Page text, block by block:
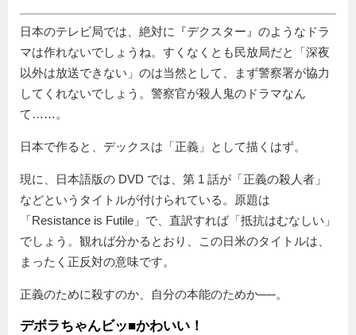
日本のテレビ局では、絶対に『デクスター』のようなドラ
マは作れないでしょうね。すくなくとも民放局だと「深夜
以外は放送できない」のは当然として、まず警察署が協力
してくれないでしょう。警察官が殺人鬼のドラマなん
て……。
日本で作ると、デックスは「正義」として描くはず。
現に、日本語版の DVD では、第 1 話が「正義の殺人者」
などというタイトルが付けられている。原題は
「Resistance is Futile」で、直訳すれば「抵抗はむなしい」
でしょう。観れば分かるとおり、この日米のタイトルは、
まったく正反対の意味です。
正義のために殺すのか、自分の本能のためか──。
デボラちゃんビッ■かわいい！